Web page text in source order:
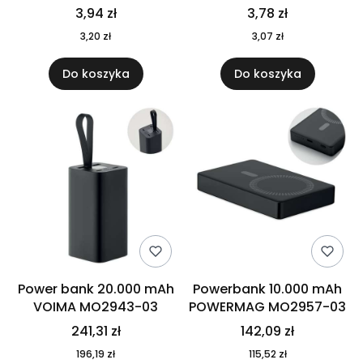
3,94 zł
3,20 zł
Do koszyka
3,78 zł
3,07 zł
Do koszyka
Power bank 20.000 mAh
VOIMA MO2943-03
241,31 zł
196,19 zł
Powerbank 10.000 mAh
POWERMAG MO2957-03
142,09 zł
115,52 zł